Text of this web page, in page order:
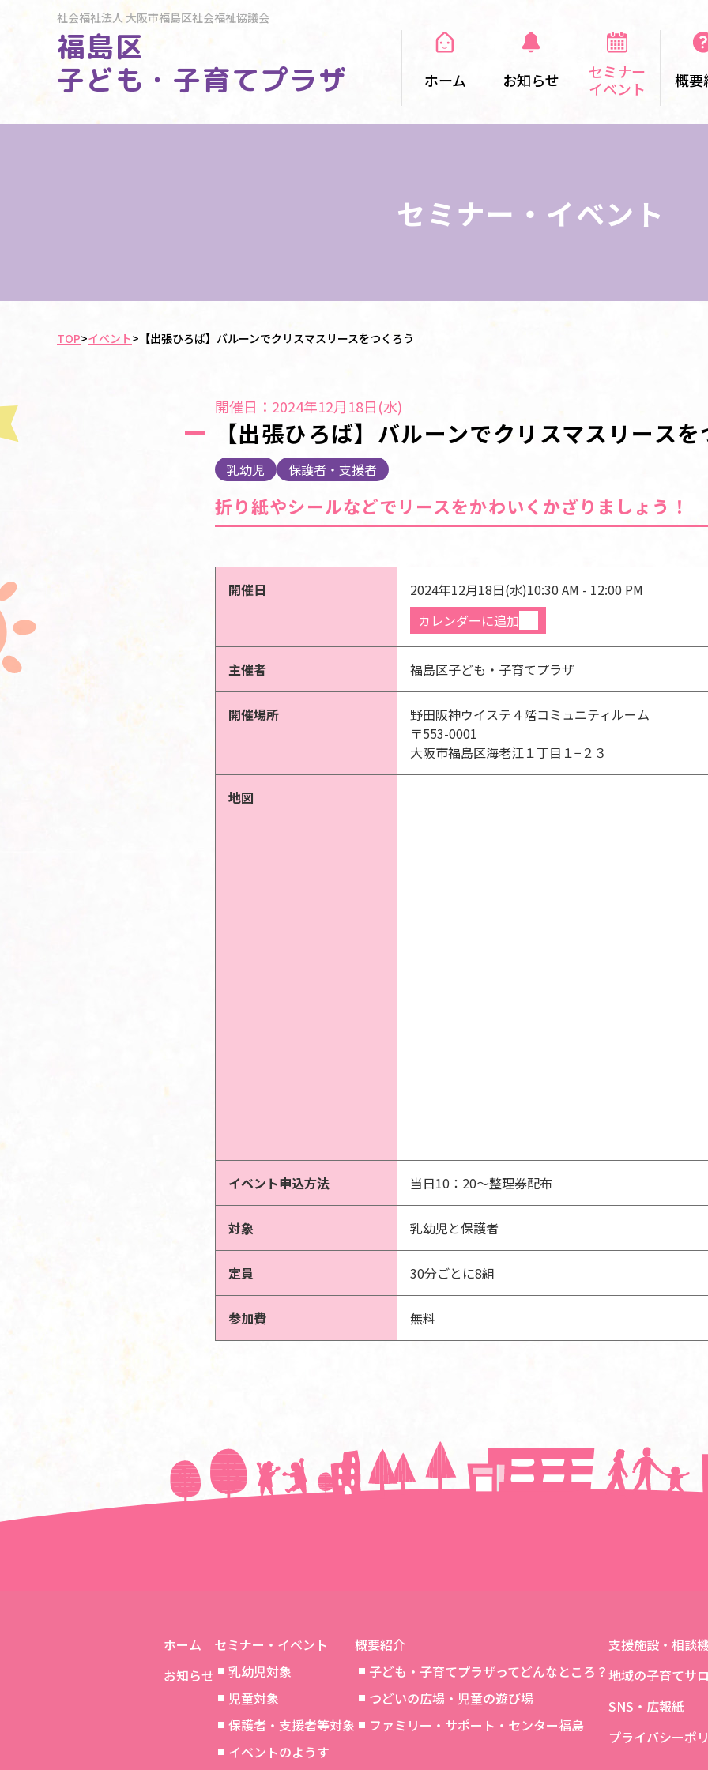
社会福祉法人大阪市福島区社会福祉協議会
福島区
子ども・子育てプラザ
ホーム お知らせ
セミナー
イベント
概要
セミナー・イベント
TOP>イベント> 【出張ひろば】バルーンでクリスマスリースをつくろう
開催日：2024年12月18日(水)
【出張ひろば】バルーンでクリスマスリース
乳幼児 保護者・支援者
折り紙やシールなどでリースをかわいくかざりましょう！
開催日 2024年12月18日(水)10:30 AM - 12:00 PM
カレンダーに追加
主催者 福島区子ども・子育てプラザ
開催場所
野田阪神ウイステ４階コミュニティルーム
〒553-0001
大阪市福島区海老江１丁目１−２３
地図
イベント申込方法 当日10：20～整理券配布
対象 乳幼児と保護者
定員 30分ごとに8組
参加費 無料
＜＜前の記事へ
ホーム
お知らせ
セミナー・イベント
乳幼児対象
児童対象
保護者・支援者等対象
イベントのようす
概要紹介
子ども・子育てプラザってどんなところ？
つどいの広場・児童の遊び場
ファミリー・サポート・センター福島
支援施設・相談
地域の子育てサ
SNS・広報紙
プライバシーポ